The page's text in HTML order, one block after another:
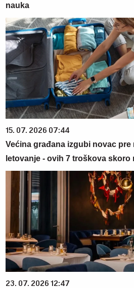
nauka
15. 07. 2026 07:44
Većina građana izgubi novac
letovanje - ovih 7 troškova skoro
23. 07. 2026 12:47